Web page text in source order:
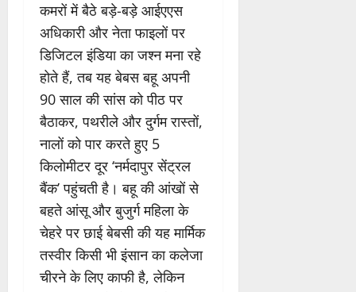
कमरों में बैठे बड़े-बड़े आईएएस
अधिकारी और नेता फाइलों पर
डिजिटल इंडिया का जश्न मना रहे
होते हैं, तब यह बेबस बहू अपनी
90 साल की सांस को पीठ पर
बैठाकर, पथरीले और दुर्गम रास्तों,
नालों को पार करते हुए 5
किलोमीटर दूर ‘नर्मदापुर सेंट्रल
बैंक’ पहुंचती है। बहू की आंखों से
बहते आंसू और बुजुर्ग महिला के
चेहरे पर छाई बेबसी की यह मार्मिक
तस्वीर किसी भी इंसान का कलेजा
चीरने के लिए काफी है, लेकिन